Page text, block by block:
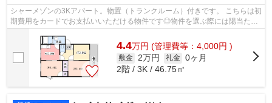
シャーメゾンの3Kアパート。物置（トランクルーム）付きです。 こちらは初
期費用をカードでお支払いいただける物件です◎物件を選ぶ際には陽当たり
の良い物件を探したいですね◎今回はそ...
4.4万円 (管理費等：4,000円 )
敷金 2万円 礼金 0ヶ月
2階 / 3K / 46.75㎡